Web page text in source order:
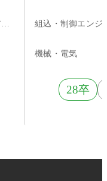
システムエンジニア・webエンジニア・サーバーサイドエンジニア
力を武器に、
機械・電気
28卒